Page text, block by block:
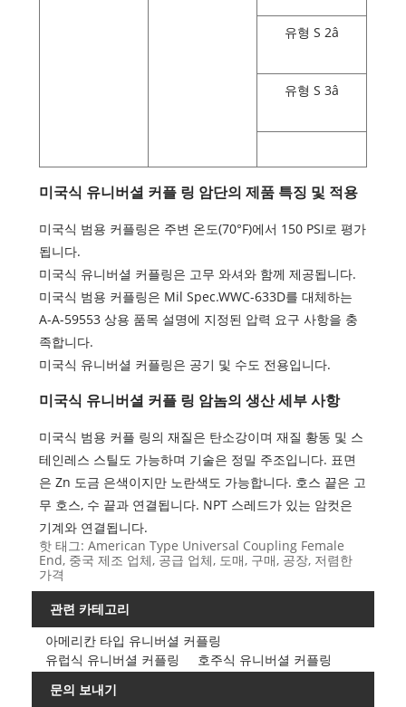
유형 S 2â
유형 S 3â
미국식 유니버셜 커플 링 암단의 제품 특징 및 적용
미국식 범용 커플링은 주변 온도(70°F)에서 150 PSI로 평가
됩니다.
미국식 유니버셜 커플링은 고무 와셔와 함께 제공됩니다.
미국식 범용 커플링은 Mil Spec.WWC-633D를 대체하는
A-A-59553 상용 품목 설명에 지정된 압력 요구 사항을 충
족합니다.
미국식 유니버셜 커플링은 공기 및 수도 전용입니다.
미국식 유니버셜 커플 링 암놈의 생산 세부 사항
미국식 범용 커플 링의 재질은 탄소강이며 재질 황동 및 스
테인레스 스틸도 가능하며 기술은 정밀 주조입니다. 표면
은 Zn 도금 은색이지만 노란색도 가능합니다. 호스 끝은 고
무 호스, 수 끝과 연결됩니다. NPT 스레드가 있는 암컷은
기계와 연결됩니다.
핫 태그: American Type Universal Coupling Female
End, 중국 제조 업체, 공급 업체, 도매, 구매, 공장, 저렴한
가격
관련 카테고리
아메리칸 타입 유니버셜 커플링
유럽식 유니버셜 커플링
호주식 유니버셜 커플링
문의 보내기